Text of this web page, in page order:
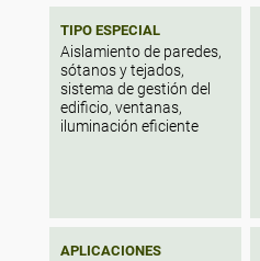
TIPO ESPECIAL
Aislamiento de paredes,
sótanos y tejados,
sistema de gestión del
edificio, ventanas,
iluminación eficiente
APLICACIONES